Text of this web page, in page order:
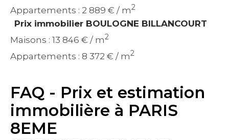
Appartements : 2 889 € / m2
Prix immobilier BOULOGNE BILLANCOURT
Maisons : 13 846 € / m2
Appartements : 8 372 € / m2
FAQ - Prix et estimation
immobilière à PARIS
8EME